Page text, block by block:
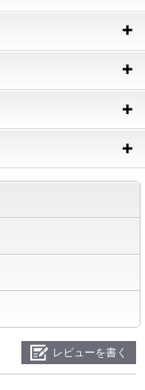
レビューを書く